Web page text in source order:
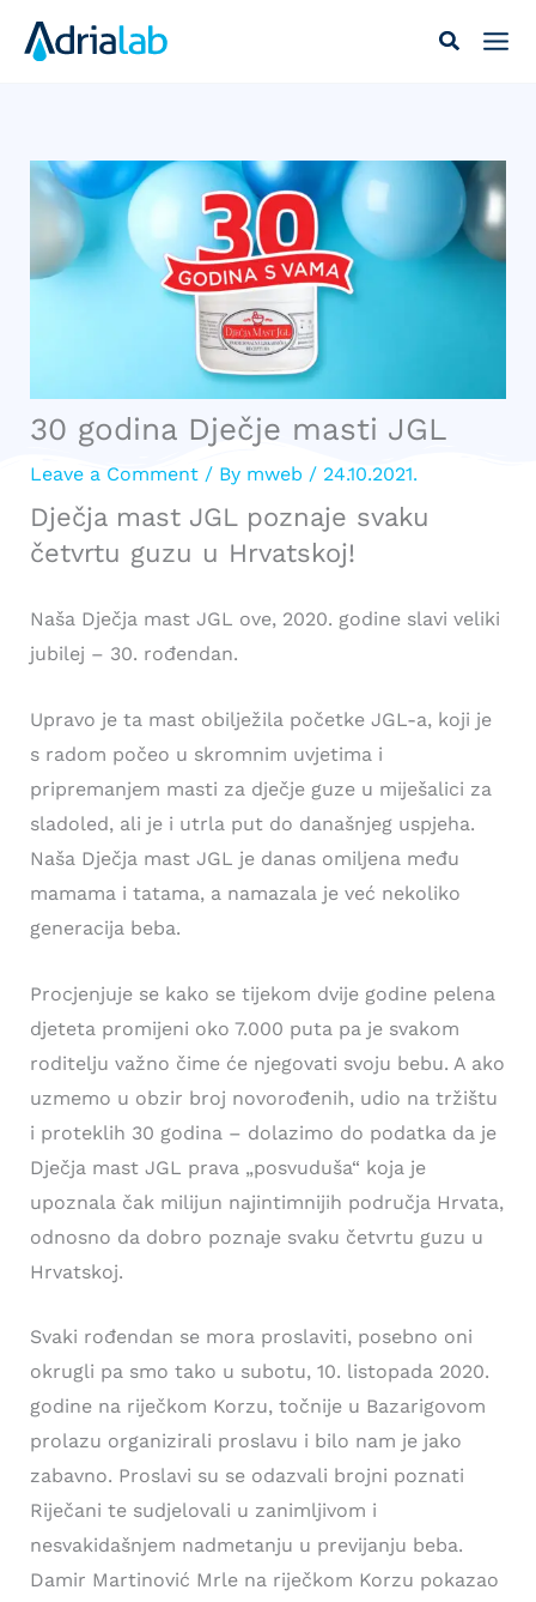
Skip
30 godina Dječje masti JGL
Leave a Comment / By mweb / 24.10.2021.
Dječja mast JGL poznaje svaku
četvrtu guzu u Hrvatskoj!
Naša Dječja mast JGL ove, 2020. godine slavi veliki
jubilej – 30. rođendan.
Upravo je ta mast obilježila početke JGL-a, koji je
s radom počeo u skromnim uvjetima i
pripremanjem masti za dječje guze u miješalici za
sladoled, ali je i utrla put do današnjeg uspjeha.
Naša Dječja mast JGL je danas omiljena među
mamama i tatama, a namazala je već nekoliko
generacija beba.
Procjenjuje se kako se tijekom dvije godine pelena
djeteta promijeni oko 7.000 puta pa je svakom
roditelju važno čime će njegovati svoju bebu. A ako
uzmemo u obzir broj novorođenih, udio na tržištu
i proteklih 30 godina – dolazimo do podatka da je
Dječja mast JGL prava „posvuduša“ koja je
upoznala čak milijun najintimnijih područja Hrvata,
odnosno da dobro poznaje svaku četvrtu guzu u
Hrvatskoj.
Svaki rođendan se mora proslaviti, posebno oni
okrugli pa smo tako u subotu, 10. listopada 2020.
godine na riječkom Korzu, točnije u Bazarigovom
prolazu organizirali proslavu i bilo nam je jako
zabavno. Proslavi su se odazvali brojni poznati
Riječani te sudjelovali u zanimljivom i
nesvakidašnjem nadmetanju u previjanju beba.
Damir Martinović Mrle na riječkom Korzu pokazao